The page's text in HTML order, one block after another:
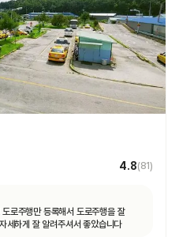
4.8(81)
로주행만 등록해서 도로주행을 잘
세하게 잘 알려주셔서 좋았습니다